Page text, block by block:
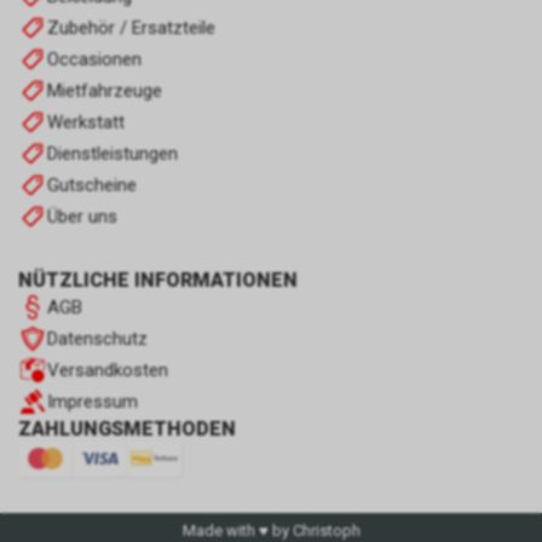
Zubehör / Ersatzteile
Occasionen
Mietfahrzeuge
Werkstatt
Dienstleistungen
Gutscheine
Über uns
NÜTZLICHE INFORMATIONEN
AGB
Datenschutz
Versandkosten
Impressum
ZAHLUNGSMETHODEN
Made with ♥ by Christoph